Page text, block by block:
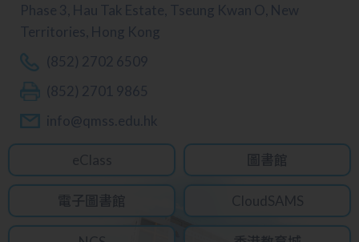
Phase 3, Hau Tak Estate, Tseung Kwan O, New
Territories, Hong Kong
(852) 2702 6509
(852) 2701 9865
info@qmss.edu.hk
eClass 圖書館
電子圖書館 CloudSAMS